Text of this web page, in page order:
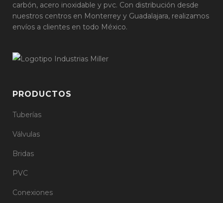
carbón, acero inoxidable y pvc. Con distribución desde
nuestros centros en Monterrey y Guadalajara, realizamos
envíos a clientes en todo México.
PRODUCTOS
Tuberías
Válvulas
Bridas
PVC
Conexiones